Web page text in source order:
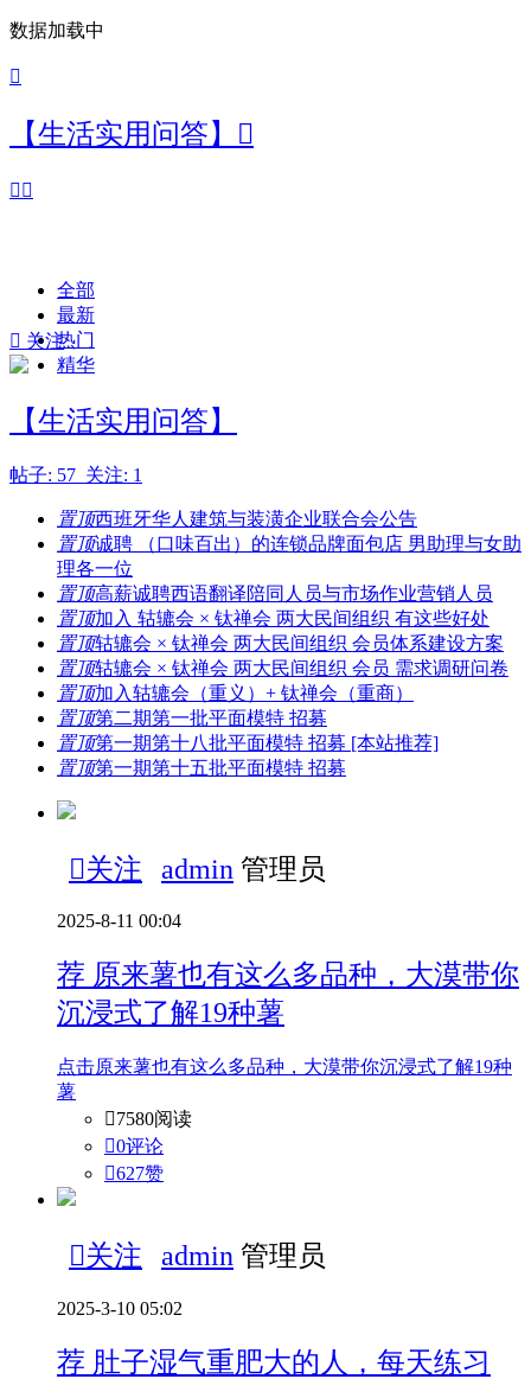
数据加载中

【生活实用问答】 
 
全部
最新
热门
精华
 关注
【生活实用问答】
帖子: 57 关注: 1
置顶西班牙华人建筑与装潢企业联合会公告
置顶诚聘 （口味百出）的连锁品牌面包店 男助理与女助
理各一位
置顶高薪诚聘西语翻译陪同人员与市场作业营销人员
置顶加入 轱辘会 × 钛禅会 两大民间组织 有这些好处
置顶轱辘会 × 钛禅会 两大民间组织 会员体系建设方案
置顶轱辘会 × 钛禅会 两大民间组织 会员 需求调研问卷
置顶加入轱辘会（重义）+ 钛禅会（重商）
置顶第二期第一批平面模特 招募
置顶第一期第十八批平面模特 招募 [本站推荐]
置顶第一期第十五批平面模特 招募
关注 admin 管理员
2025-8-11 00:04
荐 原来薯也有这么多品种，大漠带你
沉浸式了解19种薯
点击原来薯也有这么多品种，大漠带你沉浸式了解19种
薯
7580阅读
0评论
627赞
关注 admin 管理员
2025-3-10 05:02
荐 肚子湿气重肥大的人，每天练习